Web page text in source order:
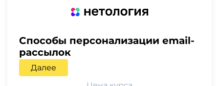
Способы персонализации email-
рассылок
Далее